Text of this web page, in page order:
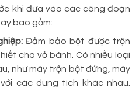
khi đưa vào các công đoạn
bao gồm:
Đảm bảo bột được trộn
cho vỏ bánh. Có nhiều loại
như máy trộn bột đứng, máy
các dung tích khác nhau.